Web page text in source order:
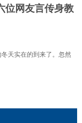
位网友言传身教
天实在的到来了。忽然